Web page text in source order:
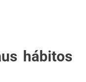
hábitos